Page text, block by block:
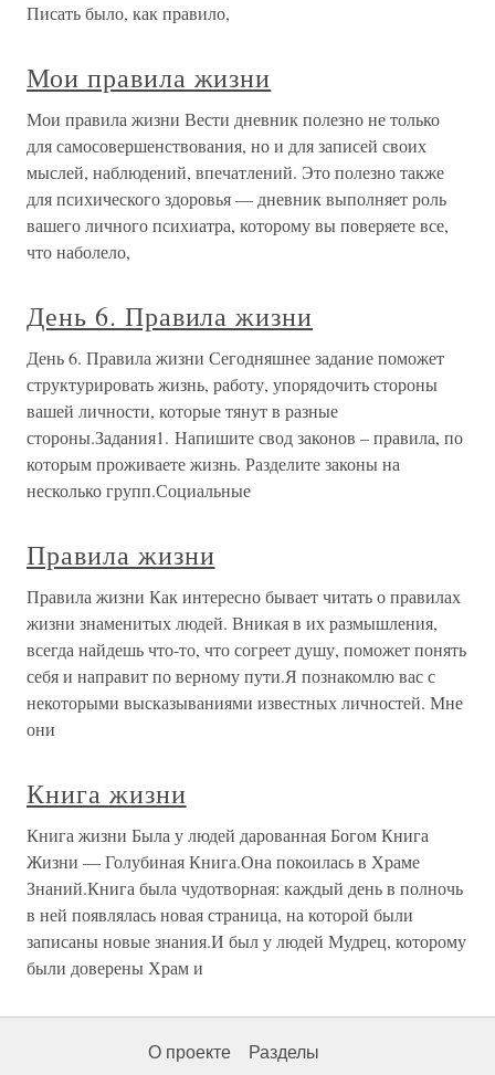
Писать было, как правило,
Мои правила жизни
Мои правила жизни Вести дневник полезно не только
для самосовершенствования, но и для записей своих
мыслей, наблюдений, впечатлений. Это полезно также
для психического здоровья — дневник выполняет роль
вашего личного психиатра, которому вы поверяете все,
что наболело,
День 6. Правила жизни
День 6. Правила жизни Сегодняшнее задание поможет
структурировать жизнь, работу, упорядочить стороны
вашей личности, которые тянут в разные
стороны.Задания1. Напишите свод законов – правила, по
которым проживаете жизнь. Разделите законы на
несколько групп.Социальные
Правила жизни
Правила жизни Как интересно бывает читать о правилах
жизни знаменитых людей. Вникая в их размышления,
всегда найдешь что-то, что согреет душу, поможет понять
себя и направит по верному пути.Я познакомлю вас с
некоторыми высказываниями известных личностей. Мне
они
Книга жизни
Книга жизни Была у людей дарованная Богом Книга
Жизни — Голубиная Книга.Она покоилась в Храме
Знаний.Книга была чудотворная: каждый день в полночь
в ней появлялась новая страница, на которой были
записаны новые знания.И был у людей Мудрец, которому
были доверены Храм и
О проекте Разделы